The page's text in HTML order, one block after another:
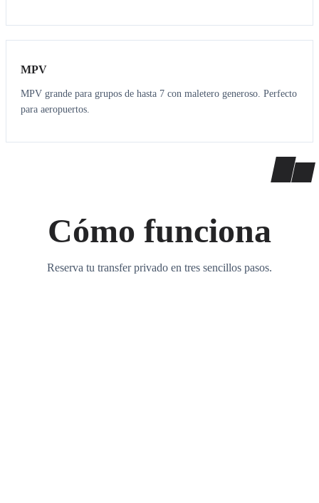
7 7
MPV
MPV grande para grupos de hasta 7 con maletero generoso. Perfecto
para aeropuertos.
Cómo funciona
Reserva tu transfer privado en tres sencillos pasos.